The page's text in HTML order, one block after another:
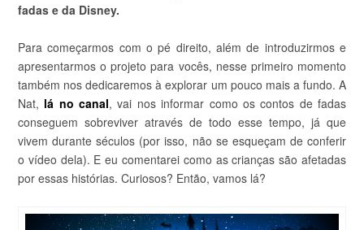
fadas e da Disney.
Para começarmos com o pé direito, além de introduzirmos e
apresentarmos o projeto para vocês, nesse primeiro momento
também nos dedicaremos à explorar um pouco mais a fundo. A
Nat, lá no canal, vai nos informar como os contos de fadas
conseguem sobreviver através de todo esse tempo, já que
vivem durante séculos (por isso, não se esqueçam de conferir
o vídeo dela). E eu comentarei como as crianças são afetadas
por essas histórias. Curiosos? Então, vamos lá?